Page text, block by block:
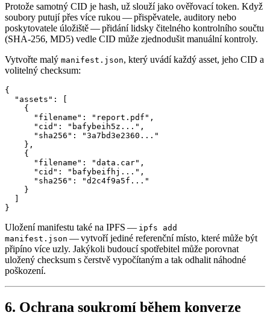
Protože samotný CID je hash, už slouží jako ověřovací token. Když
soubory putují přes více rukou — přispěvatele, auditory nebo
poskytovatele úložiště — přidání lidsky čitelného kontrolního součtu
(SHA‑256, MD5) vedle CID může zjednodušit manuální kontroly.
Vytvořte malý manifest.json, který uvádí každý asset, jeho CID a
volitelný checksum:
{
  "assets": [
    {
      "filename": "report.pdf",
      "cid": "bafybeih5z...",
      "sha256": "3a7bd3e2360..."
    },
    {
      "filename": "data.car",
      "cid": "bafybeifhj...",
      "sha256": "d2c4f9a5f..."
    }
Uložení manifestu také na IPFS — ipfs add
manifest.json — vytvoří jediné referenční místo, které může být
připíno více uzly. Jakýkoli budoucí spotřebitel může porovnat
uložený checksum s čerstvě vypočítaným a tak odhalit náhodné
poškození.
6. Ochrana soukromí během konverze